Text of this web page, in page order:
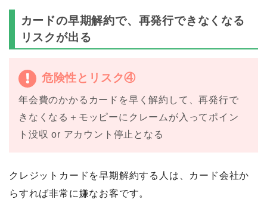
カードの早期解約で、再発行できなくなる
リスクが出る
危険性とリスク④
年会費のかかるカードを早く解約して、再発行で
きなくなる＋モッピーにクレームが入ってポイン
ト没収 or アカウント停止となる
クレジットカードを早期解約する人は、カード会社か
らすれば非常に嫌なお客です。